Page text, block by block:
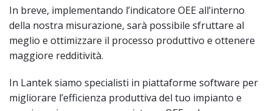
In breve, implementando l’indicatore OEE all’interno
della nostra misurazione, sarà possibile sfruttare al
meglio e ottimizzare il processo produttivo e ottenere
maggiore redditività.
In Lantek siamo specialisti in piattaforme software per
migliorare l’efficienza produttiva del tuo impianto e